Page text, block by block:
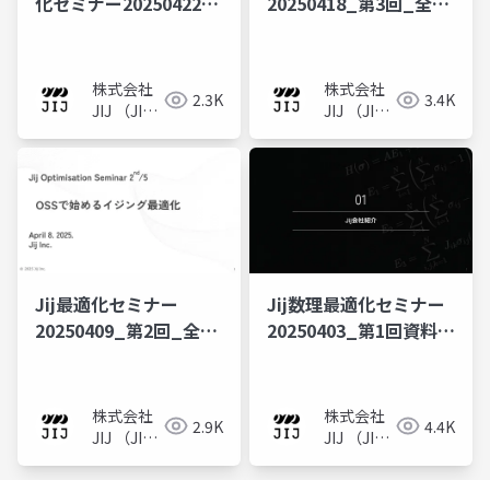
株式会社
JIJ （JIJ
2.3K
株式会社
JIJ （JIJ
3.4K
Jij最適化セミナー
20250409_第2回_全5
株式会社
JIJ （JIJ
2.9K
Jij数理最適化セミナー
20250403_第1回資料_
株式会社
JIJ （JIJ
4.4K